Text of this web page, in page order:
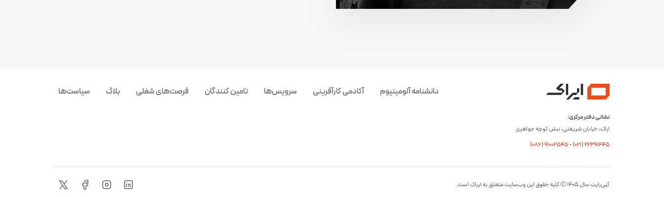
دانشنامه آلومینیوم آکادمی کارآفرینی سرویس‌ها تامین کنندگان فرصت‌های شغلی بلاگ سیاست‌ها
نشانی دفتر مرکزی:
اراک، خیابان شریعتی، نبش کوچه جواهری
(۰۸۶) ۹۱۰۰۲۵۴۵-(۰21) 22391445
کپی‌رایت سال ۱۴۰۵ Ⓒ کلیه حقوق این وب‌سایت متعلق به ایراک است.